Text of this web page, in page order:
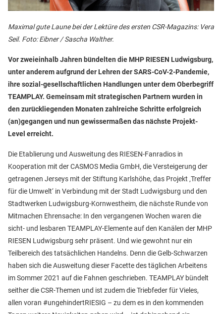
Maximal gute Laune bei der Lektüre des ersten CSR-Magazins: Vera
Seil. Foto: Eibner / Sascha Walther.
Vor zweieinhalb Jahren bündelten die MHP RIESEN Ludwigsburg,
unter anderem aufgrund der Lehren der SARS-CoV-2-Pandemie,
ihre sozial-gesellschaftlichen Handlungen unter dem Oberbegriff
TEAMPLAY. Gemeinsam mit strategischen Partnern wurden in
den zurückliegenden Monaten zahlreiche Schritte erfolgreich
(an)gegangen und nun gewissermaßen das nächste Projekt-
Level erreicht.
Die Etablierung und Ausweitung des RIESEN-Fanradios in
Kooperation mit der CASMOS Media GmbH, die Versteigerung der
getragenen Jerseys mit der Stiftung Karlshöhe, das Projekt ‚Treffer
für die Umwelt‘ in Verbindung mit der Stadt Ludwigsburg und den
Stadtwerken Ludwigsburg-Kornwestheim, die nächste Runde von
Mitmachen Ehrensache: In den vergangenen Wochen waren die
sicht- und lesbaren TEAMPLAY-Elemente auf den Kanälen der MHP
RIESEN Ludwigsburg sehr präsent. Und wie gewohnt nur ein
Teilbereich des tatsächlichen Handelns. Denn die Gelb-Schwarzen
haben sich die Ausweitung dieser Facette des täglichen Arbeitens
im Sommer 2021 auf die Fahnen geschrieben. TEAMPLAY bündelt
seither die CSR-Themen und ist zudem die Triebfeder für Vieles,
allen voran #ungehindertRIESIG – zu dem es in den kommenden